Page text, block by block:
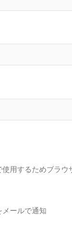
用するためブラウ
メールで通知